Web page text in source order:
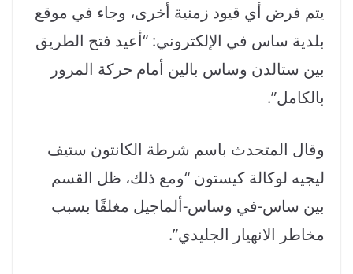
يتم فرض أي قيود زمنية أخرى، وجاء في موقع
بلدية ساس في الإلكتروني: “أعيد فتح الطريق
بين ستالدن وساس بالين أمام حركة المرور
بالكامل”.
وقال المتحدث باسم شرطة الكانتون ستيف
ليجيه لوكالة كيستون “ومع ذلك، ظل القسم
بين ساس-في وساس-ألماجيل مغلقًا بسبب
مخاطر الانهيار الجليدي”.